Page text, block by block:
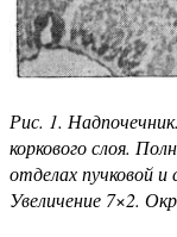
Рис. 1.
коркового слоя.
отделах пучковой
Увеличение 7×2.